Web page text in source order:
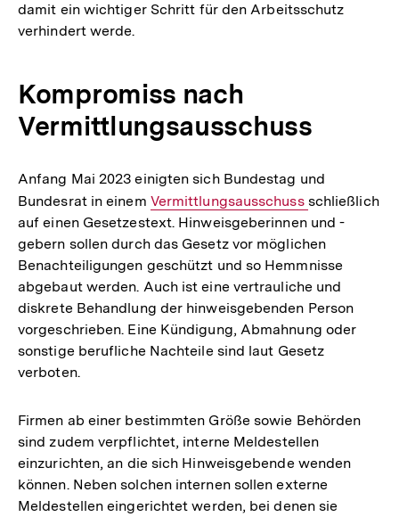
damit ein wichtiger Schritt für den Arbeitsschutz
verhindert werde.
Kompromiss nach
Vermittlungsausschuss
Anfang Mai 2023 einigten sich Bundestag und
Bundesrat in einem Interner
Link:
Vermittlungsausschuss schließlich
auf einen Gesetzestext. Hinweisgeberinnen und -
gebern sollen durch das Gesetz vor möglichen
Benachteiligungen geschützt und so Hemmnisse
abgebaut werden. Auch ist eine vertrauliche und
diskrete Behandlung der hinweisgebenden Person
vorgeschrieben. Eine Kündigung, Abmahnung oder
sonstige berufliche Nachteile sind laut Gesetz
verboten.
Firmen ab einer bestimmten Größe sowie Behörden
sind zudem verpflichtet, interne Meldestellen
einzurichten, an die sich Hinweisgebende wenden
können. Neben solchen internen sollen externe
Meldestellen eingerichtet werden, bei denen sie